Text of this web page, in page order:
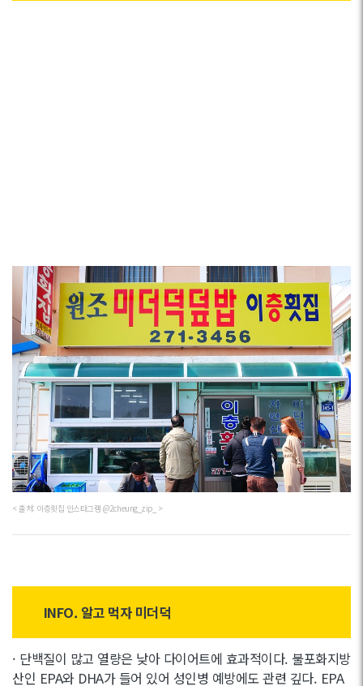
< 출처: 이층횟집 인스타그램 @2cheung_zip_ >
INFO. 알고 먹자 미더덕
· 단백질이 많고 열량은 낮아 다이어트에 효과적이다. 불포화지방
산인 EPA와 DHA가 들어 있어 성인병 예방에도 관련 깊다. EPA